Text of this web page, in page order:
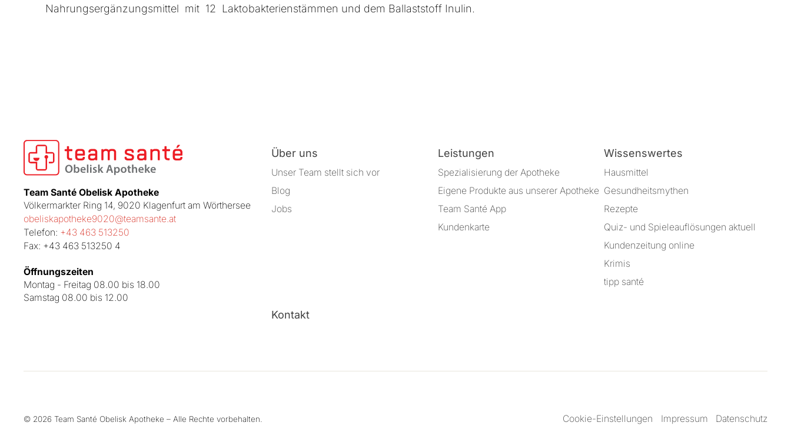
Nahrungsergänzungsmittel mit 12 Laktobakterienstämmen und dem Ballaststoff Inulin.
Team Santé Obelisk Apotheke
Völkermarkter Ring 14, 9020 Klagenfurt am Wörthersee
obeliskapotheke9020@teamsante.at
Telefon: +43 463 513250
Fax: +43 463 513250 4
Öffnungszeiten
Montag - Freitag 08.00 bis 18.00
Samstag 08.00 bis 12.00
Über uns
Unser Team stellt sich vor
Blog
Jobs
Leistungen
Spezialisierung der Apotheke
Eigene Produkte aus unserer Apotheke
Team Santé App
Kundenkarte
Wissenswertes
Hausmittel
Gesundheitsmythen
Rezepte
Quiz- und Spieleauflösungen aktuell
Kundenzeitung online
Krimis
tipp santé
Kontakt
© 2026 Team Santé Obelisk Apotheke – Alle Rechte vorbehalten. Cookie-Einstellungen Impressum Datenschutz